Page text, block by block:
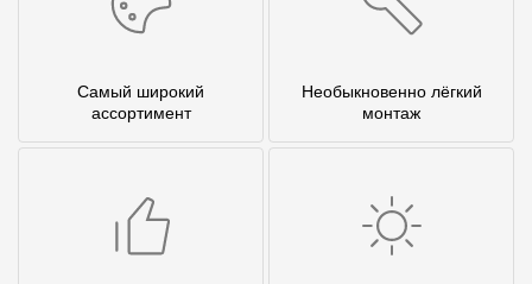
Самый широкий
ассортимент
Необыкновенно лёгкий
монтаж